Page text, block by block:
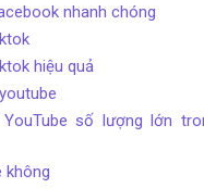
nhanh chóng
hiệu quả
số lượng lớn
không